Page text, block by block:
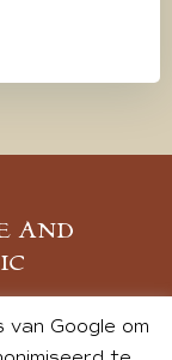
AND
Google om